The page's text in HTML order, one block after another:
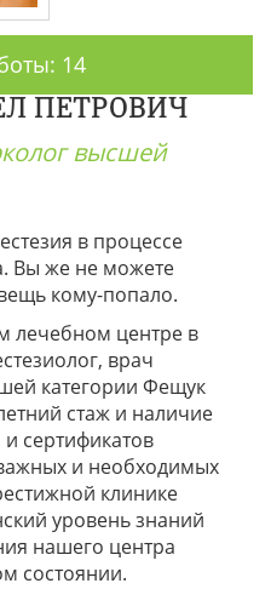
14
ПЕТРОВИЧ
высшей
в процессе
Вы же не можете
кому-попало.
лечебном центре в
врач
категории Фещук
стаж и наличие
сертификатов
и необходимых
клинике
уровень знаний
нашего центра
состоянии.